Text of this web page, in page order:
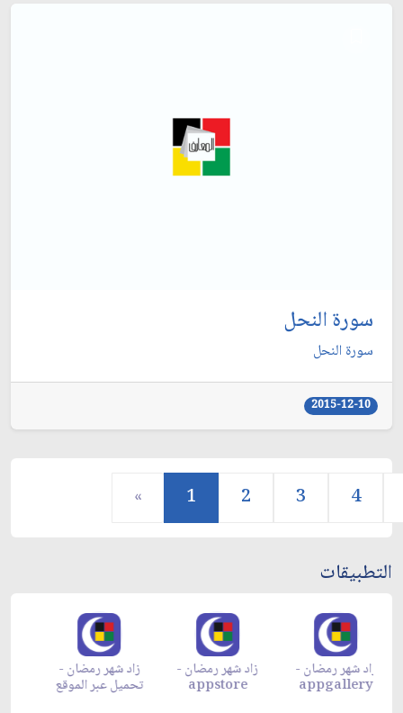
سورة النحل
سورة النحل
2015-12-10
« 1 2 3 4
التطبيقات
زاد شهر رمضان -
تحميل عبر الموقع
زاد شهر رمضان -
appstore
زاد شهر رمضان -
appgallery